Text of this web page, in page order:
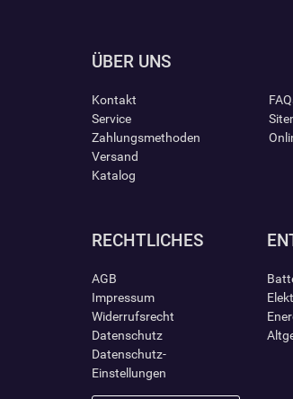
ÜBER UNS
Kontakt
Service
Zahlungsmethoden
Versand
Katalog
RECHTLICHES
AGB
Impressum
Widerrufsrecht
Datenschutz
Datenschutz-
Einstellungen